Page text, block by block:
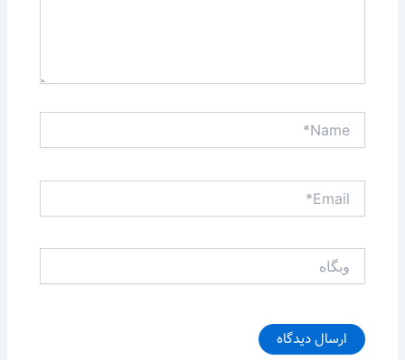
Email*